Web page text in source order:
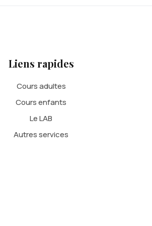
Liens rapides
Cours adultes
Cours enfants
Le LAB
Autres services